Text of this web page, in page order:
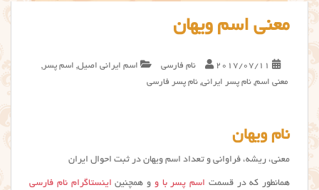
معنی اسم ویهان
2017/07/11 نام فارسی اسم ایرانی اصیل, اسم پسر ,
معنی اسم, نام پسر ایرانی, نام پسر فارسی
نام ویهان
معنی، ریشه، فراوانی و تعداد اسم ویهان در ثبت احوال ایران
همانطور که در قسمت اسم پسر با و و همچنین اینستاگرام نام فارسی